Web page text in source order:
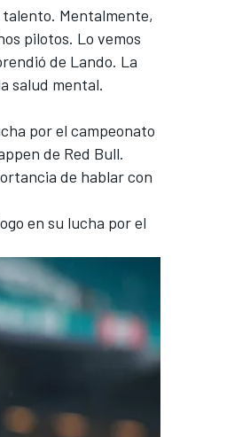
Mentalmente,
pilotos. Lo vemos
de Lando. La
salud mental.
por el campeonato
de Red Bull.
de hablar con
en su lucha por el